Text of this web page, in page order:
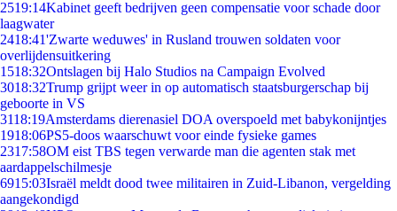
2519:14Kabinet geeft bedrijven geen compensatie voor schade door
laagwater
2418:41'Zwarte weduwes' in Rusland trouwen soldaten voor
overlijdensuitkering
1518:32Ontslagen bij Halo Studios na Campaign Evolved
3018:32Trump grijpt weer in op automatisch staatsburgerschap bij
geboorte in VS
3118:19Amsterdams dierenasiel DOA overspoeld met babykonijntjes
1918:06PS5-doos waarschuwt voor einde fysieke games
2317:58OM eist TBS tegen verwarde man die agenten stak met
aardappelschilmesje
6915:03Israël meldt dood twee militairen in Zuid-Libanon, vergelding
aangekondigd